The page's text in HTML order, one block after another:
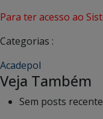
Para ter acesso ao
Categorias :
Acadepol
Veja Também
Sem posts